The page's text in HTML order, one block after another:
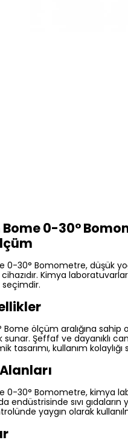
0-30°
0-30° Bomometre, düşük
Kimya
ölçüm aralığına sahip
Şeffaf ve dayanıklı
tasarımı, kullanım
0-30° Bomometre, kimya
endüstrisinde sıvı
yaygın olarak